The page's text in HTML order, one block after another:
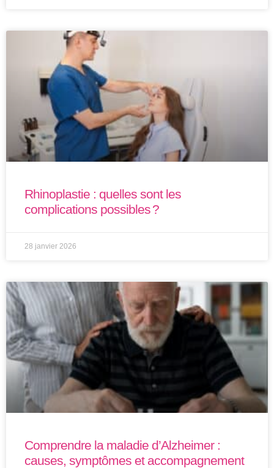
Rhinoplastie : quelles sont les
complications possibles ?
28 janvier 2026
Comprendre la maladie d’Alzheimer :
causes, symptômes et accompagnement